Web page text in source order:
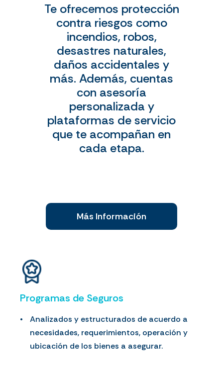
Te ofrecemos protección
contra riesgos como
incendios, robos,
desastres naturales,
daños accidentales y
más. Además, cuentas
con asesoría
personalizada y
plataformas de servicio
que te acompañan en
cada etapa.
Más Información
Programas de Seguros
Analizados y estructurados de acuerdo a
necesidades, requerimientos, operación y
ubicación de los bienes a asegurar.